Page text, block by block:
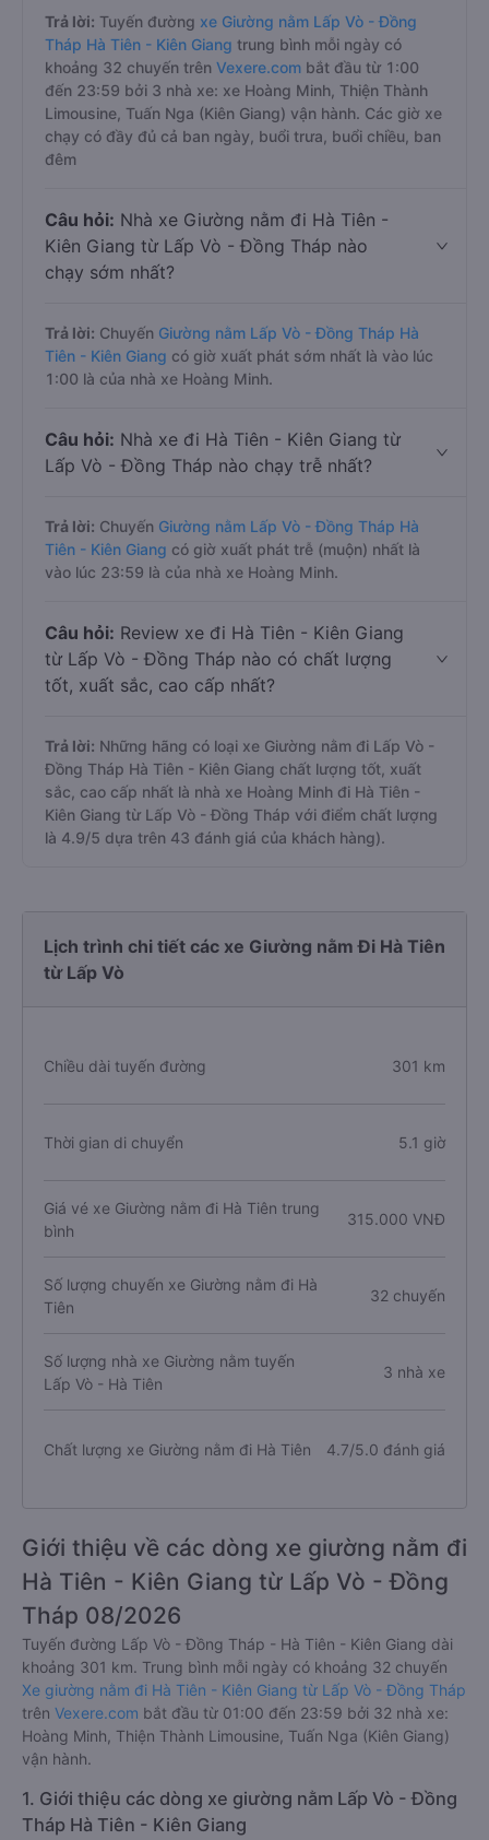
Trả lời: Tuyến đường xe Giường nằm Lấp Vò - Đồng
Tháp Hà Tiên - Kiên Giang trung bình mỗi ngày có
khoảng 32 chuyến trên Vexere.com bắt đầu từ 1:00
đến 23:59 bởi 3 nhà xe: xe Hoàng Minh, Thiện Thành
Limousine, Tuấn Nga (Kiên Giang) vận hành. Các giờ xe
chạy có đầy đủ cả ban ngày, buổi trưa, buổi chiều, ban
đêm
Câu hỏi: Nhà xe Giường nằm đi Hà Tiên -
Kiên Giang từ Lấp Vò - Đồng Tháp nào
chạy sớm nhất?
Trả lời: Chuyến Giường nằm Lấp Vò - Đồng Tháp Hà
Tiên - Kiên Giang có giờ xuất phát sớm nhất là vào lúc
1:00 là của nhà xe Hoàng Minh.
Câu hỏi: Nhà xe đi Hà Tiên - Kiên Giang từ
Lấp Vò - Đồng Tháp nào chạy trễ nhất?
Trả lời: Chuyến Giường nằm Lấp Vò - Đồng Tháp Hà
Tiên - Kiên Giang có giờ xuất phát trễ (muộn) nhất là
vào lúc 23:59 là của nhà xe Hoàng Minh.
Câu hỏi: Review xe đi Hà Tiên - Kiên Giang
từ Lấp Vò - Đồng Tháp nào có chất lượng
tốt, xuất sắc, cao cấp nhất?
Trả lời: Những hãng có loại xe Giường nằm đi Lấp Vò -
Đồng Tháp Hà Tiên - Kiên Giang chất lượng tốt, xuất
sắc, cao cấp nhất là nhà xe Hoàng Minh đi Hà Tiên -
Kiên Giang từ Lấp Vò - Đồng Tháp với điểm chất lượng
là 4.9/5 dựa trên 43 đánh giá của khách hàng).
Lịch trình chi tiết các xe Giường nằm Đi Hà Tiên
từ Lấp Vò
Chiều dài tuyến đường 301 km
Thời gian di chuyển 5.1 giờ
Giá vé xe Giường nằm đi Hà Tiên trung
bình
315.000 VNĐ
Số lượng chuyến xe Giường nằm đi Hà
Tiên
32 chuyến
Số lượng nhà xe Giường nằm tuyến
Lấp Vò - Hà Tiên
3 nhà xe
Chất lượng xe Giường nằm đi Hà Tiên 4.7/5.0 đánh giá
Giới thiệu về các dòng xe giường nằm đi
Hà Tiên - Kiên Giang từ Lấp Vò - Đồng
Tháp 08/2026
Tuyến đường Lấp Vò - Đồng Tháp - Hà Tiên - Kiên Giang dài
khoảng 301 km. Trung bình mỗi ngày có khoảng 32 chuyến
Xe giường nằm đi Hà Tiên - Kiên Giang từ Lấp Vò - Đồng Tháp
trên Vexere.com bắt đầu từ 01:00 đến 23:59 bởi 32 nhà xe:
Hoàng Minh, Thiện Thành Limousine, Tuấn Nga (Kiên Giang)
vận hành.
1. Giới thiệu các dòng xe giường nằm Lấp Vò - Đồng
Tháp Hà Tiên - Kiên Giang